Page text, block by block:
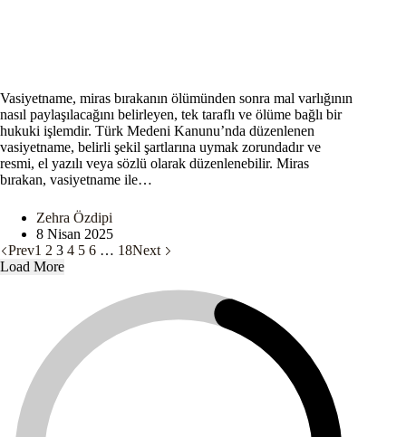
Vasiyetname, miras bırakanın ölümünden sonra mal varlığının
nasıl paylaşılacağını belirleyen, tek taraflı ve ölüme bağlı bir
hukuki işlemdir. Türk Medeni Kanunu’nda düzenlenen
vasiyetname, belirli şekil şartlarına uymak zorundadır ve
resmi, el yazılı veya sözlü olarak düzenlenebilir. Miras
bırakan, vasiyetname ile…
Zehra Özdipi
8 Nisan 2025
Prev1 2 3 4 5 6 … 18Next
Load More